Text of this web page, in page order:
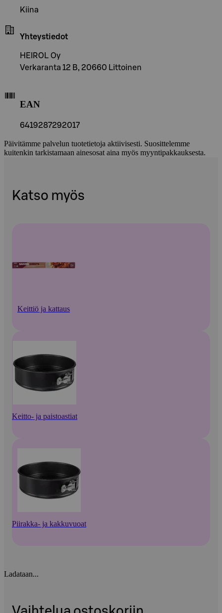
Kiina
Yhteystiedot
HEIROL Oy
Verkaranta 12 B, 20660 Littoinen
EAN
6419287292017
Päivitämme palvelun tuotetietoja aktiivisesti. Suosittelemme
kuitenkin tarkistamaan ainesosat aina myös myyntipakkauksesta.
Katso myös
Keittiö ja kattaus
Keitto- ja paistoastiat
Piirakka- ja kakkuvuoat
Ladataan...